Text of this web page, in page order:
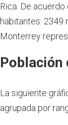
Rica. De acuerdo
habitantes: 2349
Monterrey
Población
La siguiente
agrupada por